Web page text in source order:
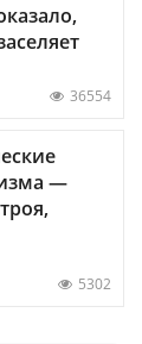
36554
—
5302